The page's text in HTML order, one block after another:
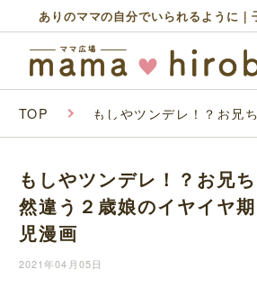
ありのママの自分でいられるように｜
TOP もしやツンデレ！？お兄
もしやツンデレ！？お兄
然違う２歳娘のイヤイヤ
児漫画
2021年04月05日